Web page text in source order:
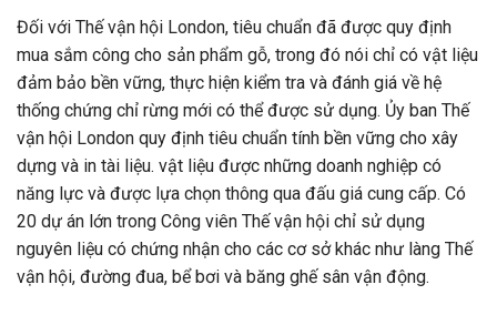
Đối với Thế vận hội London, tiêu chuẩn đã được quy định
mua sắm công cho sản phẩm gỗ, trong đó nói chỉ có vật liệu
đảm bảo bền vững, thực hiện kiểm tra và đánh giá về hệ
thống chứng chỉ rừng mới có thể được sử dụng. Ủy ban Thế
vận hội London quy định tiêu chuẩn tính bền vững cho xây
dựng và in tài liệu. vật liệu được những doanh nghiệp có
năng lực và được lựa chọn thông qua đấu giá cung cấp. Có
20 dự án lớn trong Công viên Thế vận hội chỉ sử dụng
nguyên liệu có chứng nhận cho các cơ sở khác như làng Thế
vận hội, đường đua, bể bơi và băng ghế sân vận động.